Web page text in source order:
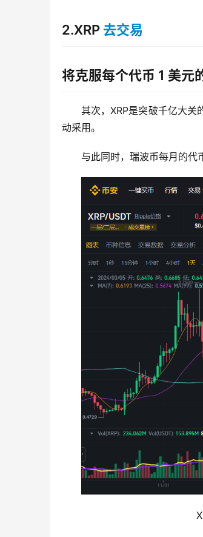
2.XRP 去交易
将克服每个代币 1 美元
其次，XRP是突破千亿大
动采用。
与此同时，瑞波币每月的代
XRP 市值